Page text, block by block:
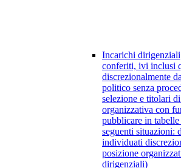
Incarichi
conferiti, ivi inclusi
discrezionalmente
politico senza
selezione e titolari
organizzativa con
pubblicare in
seguenti situazioni:
individuati
posizione
dirigenziali)